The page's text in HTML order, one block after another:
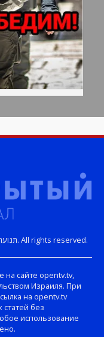
Copyright © Открытый телеканал. תנועת הערבות. All rights reserved.
на сайте opentv.tv,
Израиля. При
на opentv.tv
без
использование